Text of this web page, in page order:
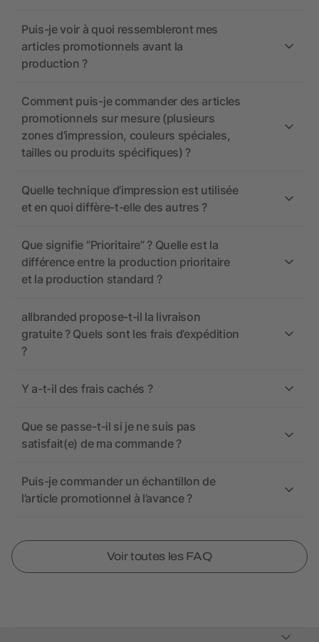
Puis-je voir à quoi ressembleront mes
articles promotionnels avant la
production ?
Comment puis-je commander des articles
promotionnels sur mesure (plusieurs
zones d’impression, couleurs spéciales,
tailles ou produits spécifiques) ?
Quelle technique d’impression est utilisée
et en quoi diffère-t-elle des autres ?
Que signifie “Prioritaire” ? Quelle est la
différence entre la production prioritaire
et la production standard ?
allbranded propose-t-il la livraison
gratuite ? Quels sont les frais d’expédition
?
Y a-t-il des frais cachés ?
Que se passe-t-il si je ne suis pas
satisfait(e) de ma commande ?
Puis-je commander un échantillon de
l’article promotionnel à l’avance ?
Voir toutes les FAQ